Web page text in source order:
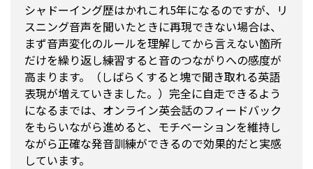
シャドーイング歴はかれこれ5年になるのですが、リ
スニング音声を聞いたときに再現できない場合は、
まず音声変化のルールを理解してから言えない箇所
だけを繰り返し練習すると音のつながりへの感度が
高まります。（しばらくすると塊で聞き取れる英語
表現が増えていきました。）完全に自走できるよう
になるまでは、オンライン英会話のフィードバック
をもらいながら進めると、モチベーションを維持し
ながら正確な発音訓練ができるので効果的だと実感
しています。